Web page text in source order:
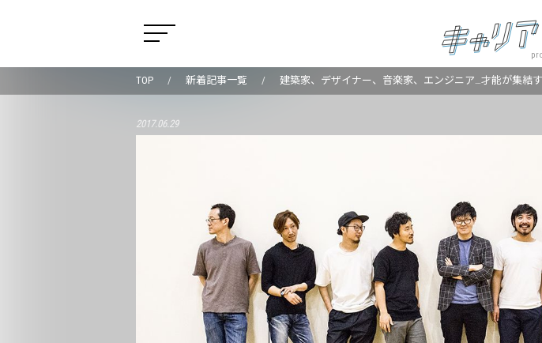
TOP 新着記事一覧 建築家、デザイナー、音楽家、エンジニア…才能が集結
2017.06.29